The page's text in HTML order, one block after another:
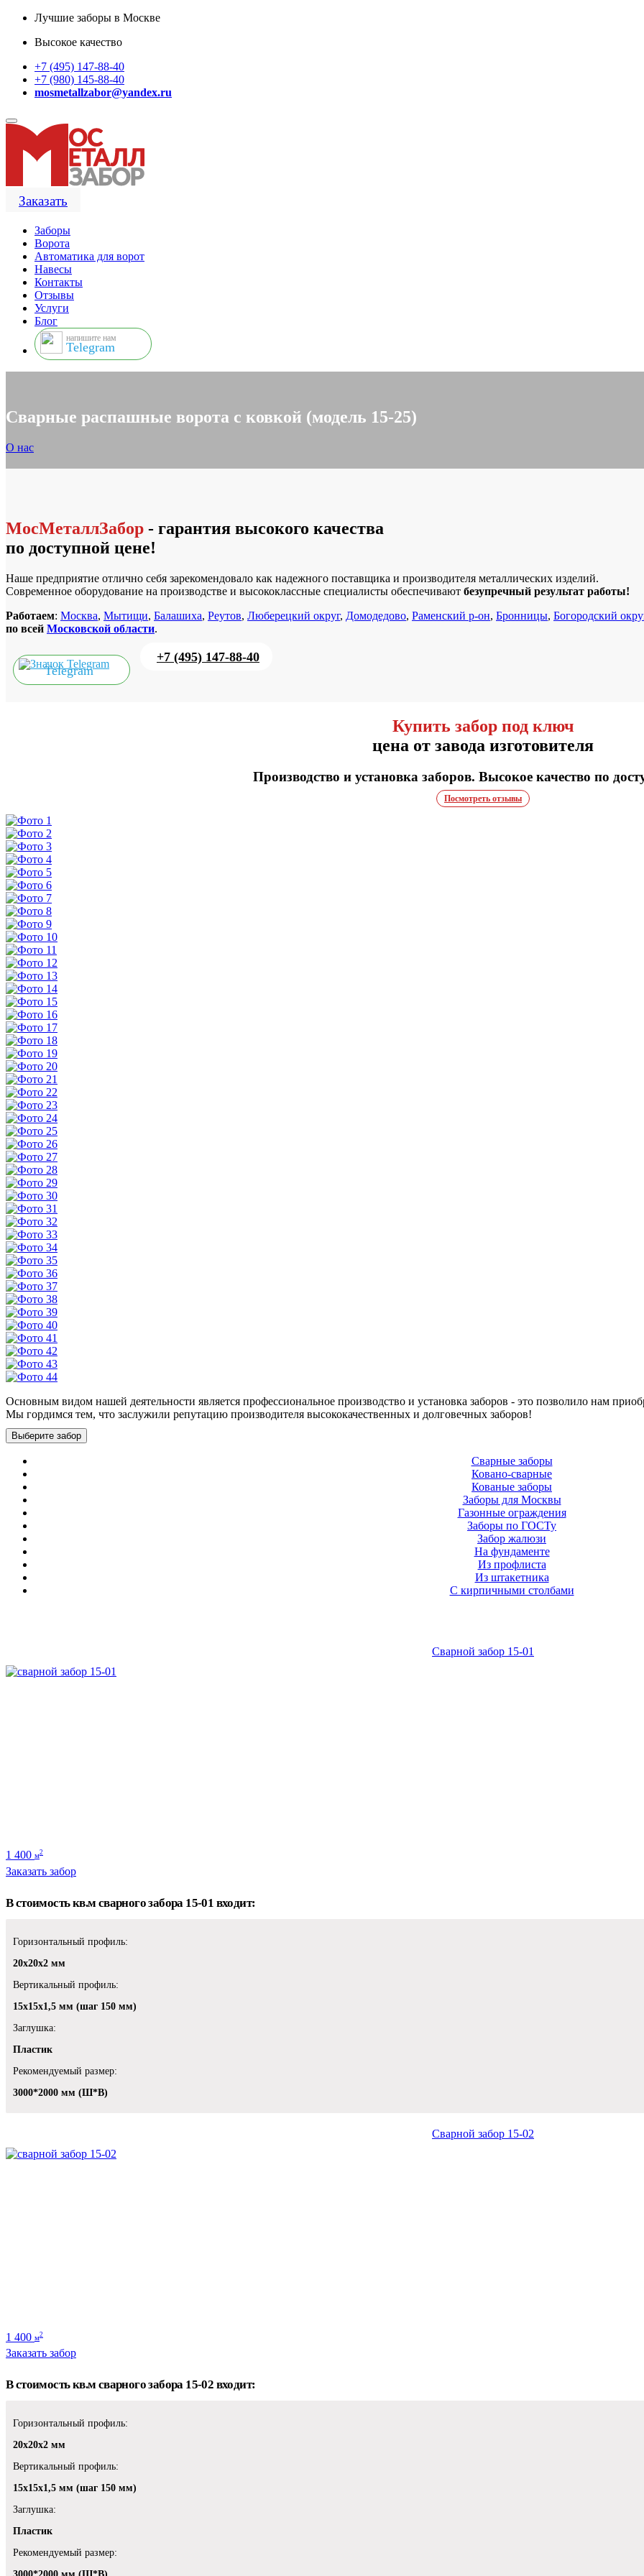
Лучшие заборы в Москве
Высокое качество
+7 (495) 147-88-40
+7 (980) 145-88-40
mosmetallzabor@yandex.ru
Заказать
Заборы
Ворота
Автоматика для ворот
Навесы
Контакты
Отзывы
Услуги
Блог
напишите нам
Telegram
Сварные распашные ворота с ковкой (модель 15-25)
О нас
МосМеталлЗабор - гарантия высокого качества
по доступной цене!
Наше предприятие отлично себя зарекомендовало как надежного поставщика и производителя металлических изделий.
Современное оборудование на производстве и высококлассные специалисты обеспечивают безупречный результат работы!
Работаем: Москва, Мытищи, Балашиха, Реутов, Люберецкий округ, Домодедово, Раменский р-он, Бронницы, Богородский
по всей Московской области.
Telegram
+7 (495) 147-88-40
Купить забор под ключ
цена от завода изготовителя
Производство и установка заборов. Высокое качество по
Посмотреть отзывы
Основным видом нашей деятельности является профессиональное производство и установка заборов - это позволило нам
Мы гордимся тем, что заслужили репутацию производителя высококачественных и долговечных заборов!
Выберите забор
Сварные заборы
Ковано-сварные
Кованые заборы
Заборы для Москвы
Газонные ограждения
Заборы по ГОСТу
Забор жалюзи
На фундаменте
Из профлиста
Из штакетника
С кирпичными столбами
Сварной забор 15-01
1 400 м2
Заказать забор
В стоимость кв.м сварного забора 15-01 входит:
Горизонтальный профиль:
20х20х2 мм
Вертикальный профиль:
15х15х1,5 мм (шаг 150 мм)
Заглушка:
Пластик
Рекомендуемый размер:
3000*2000 мм (Ш*В)
Сварной забор 15-02
1 400 м2
Заказать забор
В стоимость кв.м сварного забора 15-02 входит:
Горизонтальный профиль:
20х20х2 мм
Вертикальный профиль:
15х15х1,5 мм (шаг 150 мм)
Заглушка:
Пластик
Рекомендуемый размер: